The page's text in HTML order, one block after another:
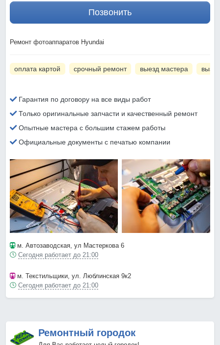
Позвонить
Ремонт фотоаппаратов Hyundai
оплата картой срочный ремонт выезд мастера
Гарантия по договору на все виды работ
Только оригинальные запчасти и качественный ремонт
Опытные мастера с большим стажем работы
Официальные документы с печатью компании
м. Автозаводская, ул Мастеркова 6
Сегодня работает до 21:00
м. Текстильщики, ул. Люблинская 9к2
Сегодня работает до 21:00
Ремонтный городок